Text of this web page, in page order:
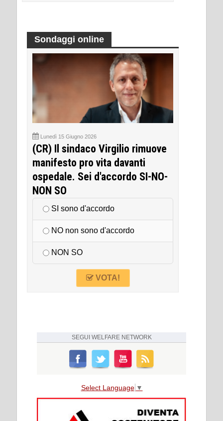
Sondaggi online
Lunedì 15 Giugno 2026
(CR) Il sindaco Virgilio rimuove
manifesto pro vita davanti
ospedale. Sei d'accordo SI-NO-
NON SO
SI sono d'accordo
NO non sono d'accordo
NON SO
VOTA!
SEGUI WELFARE NETWORK
Select Language ▼